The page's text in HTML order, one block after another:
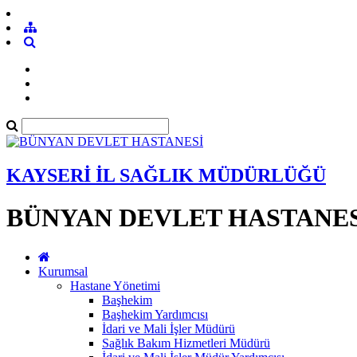
KAYSERİ İL SAĞLIK MÜDÜRLÜĞÜ
BÜNYAN DEVLET
Kurumsal
Hastane Yönetimi
Başhekim
Başhekim Yardımcısı
İdari ve Mali İşler Müdürü
Sağlık Bakım Hizmetleri Müdürü